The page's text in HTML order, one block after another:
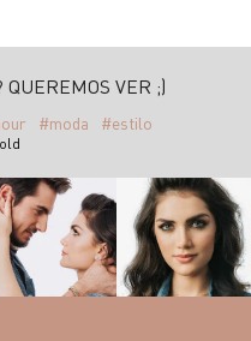
QUEREMOS VER ;)
#moda #estilo